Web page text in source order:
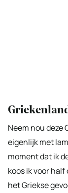
Neem nou deze
eigenlijk met
moment dat ik
koos ik voor
het Griekse